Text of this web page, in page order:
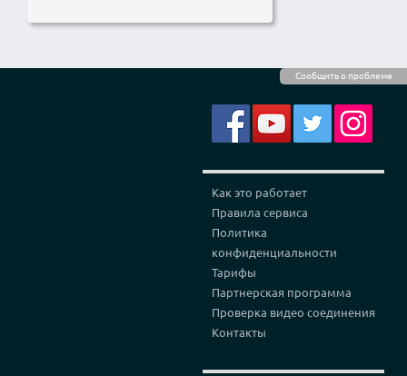
Сообщить о проблеме
Как это работает
Правила сервиса
Политика
конфиденциальности
Тарифы
Партнерская программа
Проверка видео соединения
Контакты